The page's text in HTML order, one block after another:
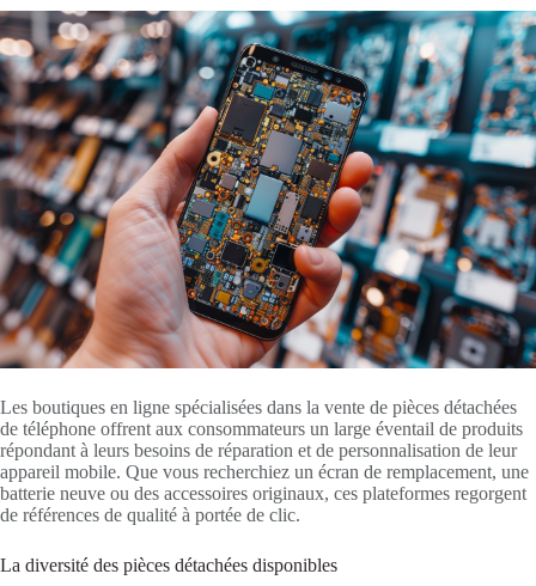
Les boutiques en ligne spécialisées dans la vente de pièces détachées
de téléphone offrent aux consommateurs un large éventail de produits
répondant à leurs besoins de réparation et de personnalisation de leur
appareil mobile. Que vous recherchiez un écran de remplacement, une
batterie neuve ou des accessoires originaux, ces plateformes regorgent
de références de qualité à portée de clic.
La diversité des pièces détachées disponibles